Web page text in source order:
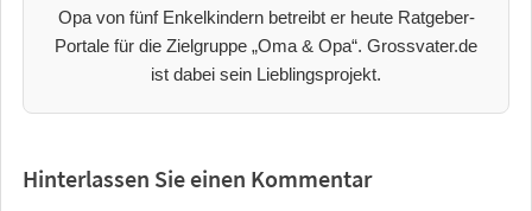
Opa von fünf Enkelkindern betreibt er heute Ratgeber-
Portale für die Zielgruppe „Oma & Opa“. Grossvater.de
ist dabei sein Lieblingsprojekt.
Hinterlassen Sie einen Kommentar